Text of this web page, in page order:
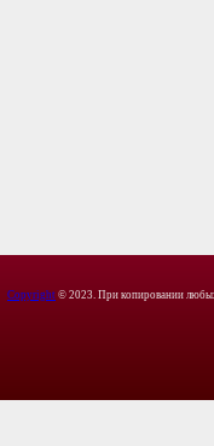
Copyright © 2023. При копировании любых